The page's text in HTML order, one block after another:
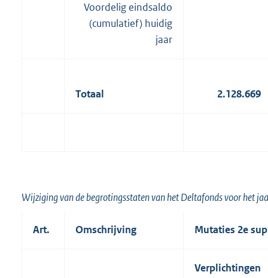
Voordelig eindsaldo
(cumulatief) huidig
jaar
Totaal 2.128.669
Wijziging van de begrotingsstaten van het Deltafonds voor het
Art. Omschrijving Mutaties 2e
Verplichtingen